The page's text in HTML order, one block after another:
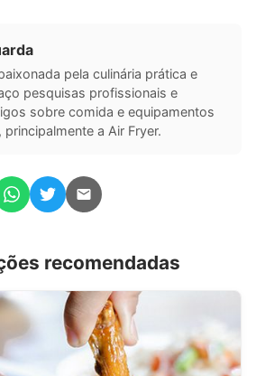
pela culinária prática e
pesquisas profissionais e
sobre comida e equipamentos
a Air Fryer.
recomendadas